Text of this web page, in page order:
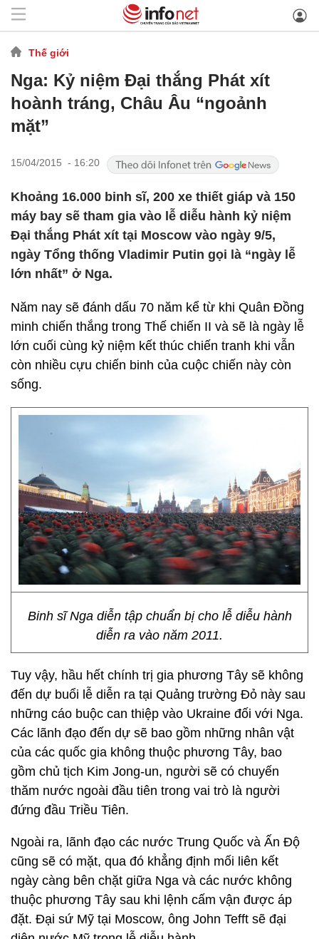
Thế giới
Nga: Kỷ niệm Đại thắng Phát xít
hoành tráng, Châu Âu “ngoảnh
mặt”
15/04/2015 - 16:20
Khoảng 16.000 binh sĩ, 200 xe thiết giáp và 150
máy bay sẽ tham gia vào lễ diễu hành kỷ niệm
Đại thắng Phát xít tại Moscow vào ngày 9/5,
ngày Tổng thống Vladimir Putin gọi là “ngày lễ
lớn nhất” ở Nga.
Năm nay sẽ đánh dấu 70 năm kể từ khi Quân Đồng
minh chiến thắng trong Thế chiến II và sẽ là ngày lễ
lớn cuối cùng kỷ niệm kết thúc chiến tranh khi vẫn
còn nhiều cựu chiến binh của cuộc chiến này còn
sống.
Binh sĩ Nga diễn tập chuẩn bị cho lễ diễu hành
diễn ra vào năm 2011.
Tuy vậy, hầu hết chính trị gia phương Tây sẽ không
đến dự buổi lễ diễn ra tại Quảng trường Đỏ này sau
những cáo buộc can thiệp vào Ukraine đối với Nga.
Các lãnh đạo đến dự sẽ bao gồm những nhân vật
của các quốc gia không thuộc phương Tây, bao
gồm chủ tịch Kim Jong-un, người sẽ có chuyến
thăm nước ngoài đầu tiên trong vai trò là người
đứng đầu Triều Tiên.
Ngoài ra, lãnh đạo các nước Trung Quốc và Ấn Độ
cũng sẽ có mặt, qua đó khẳng định mối liên kết
ngày càng bên chặt giữa Nga và các nước không
thuộc phương Tây sau khi lệnh cấm vận được áp
đặt. Đại sứ Mỹ tại Moscow, ông John Tefft sẽ đại